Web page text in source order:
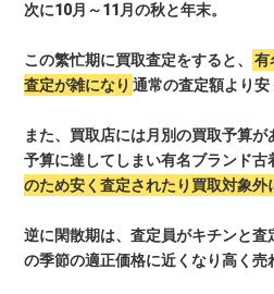
次に10月～11月の秋と年末。
この繁忙期に買取査定をすると、
有
査定が雑になり 通常の査定額より安
また、買取店には月別の買取予算
予算に達してしまい有名ブランド古
のため安く査定されたり買取対象外
逆に閑散期は、査定員がキチンと
の季節の適正価格に近くなり高く売